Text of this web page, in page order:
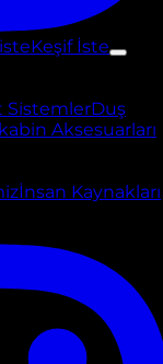
Keşif İste
SistemlerDuş
Aksesuarları
İnsan Kaynakları